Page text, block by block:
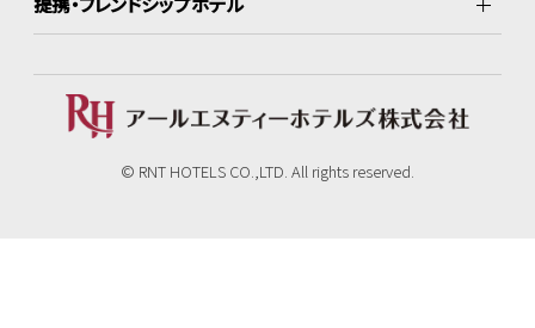
© RNT HOTELS CO.,LTD. All rights reserved.